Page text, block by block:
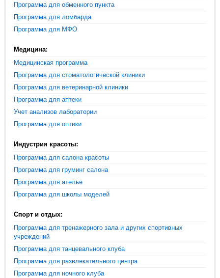
Программа для обменного пункта
Программа для ломбарда
Программа для МФО
Медицина:
Медицинская программа
Программа для стоматологической клиники
Программа для ветеринарной клиники
Программа для аптеки
Учет анализов лаборатории
Программа для оптики
Индустрия красоты:
Программа для салона красоты
Программа для груминг салона
Программа для ателье
Программа для школы моделей
Спорт и отдых:
Программа для тренажерного зала и других спортивных
учреждений
Программа для танцевального клуба
Программа для развлекательного центра
Программа для ночного клуба